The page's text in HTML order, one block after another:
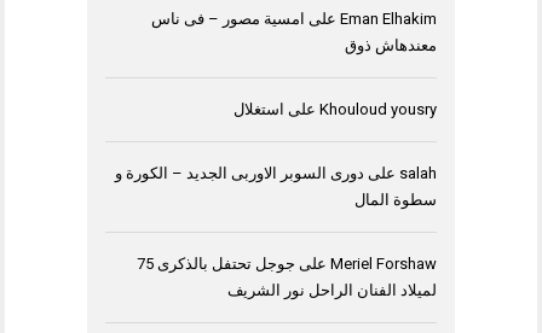
Eman Elhakim على امسية مصور – فى ناس
معندهاش ذوق
Khouloud yousry على استغلال
salah على دورى السوبر الاوربى الجديد – الكورة و
سطوة المال
Meriel Forshaw على
جوجل تحتفل بالذكرى 75
لميلاد الفنان الراحل نور الشريف